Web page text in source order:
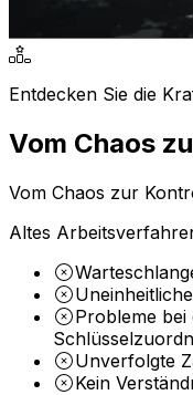
Teileberichte
Hilfswerkzeuge
VIN-Dekodierung
Autoausfüllen von
E-Mail-Kanäle
SMS-Kanäle
Chat-Kanäle
Professioneller
Entdecken Sie die
Vom Chaos
Vom Chaos zur
Altes
Probleme
Unverfolgte
Kein